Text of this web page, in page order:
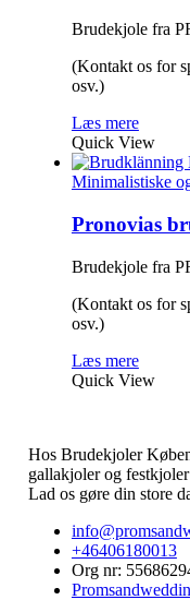
Brudekjole fra
(Kontakt os for
osv.)
Læs mere
Quick View
Minimalistiske
Pronovias
Brudekjole fra
(Kontakt os for
osv.)
Læs mere
Quick View
Hos Brudekjoler
gallakjoler og
Lad os gøre din store
+46406180013
Org nr: